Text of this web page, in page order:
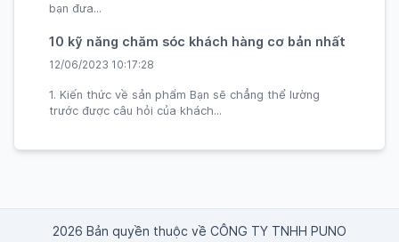
bạn đưa...
10 kỹ năng chăm sóc khách hàng cơ bản nhất
12/06/2023 10:17:28
1. Kiến thức về sản phẩm Bạn sẽ chẳng thể lường
trước được câu hỏi của khách...
2026 Bản quyền thuộc về CÔNG TY TNHH PUNO